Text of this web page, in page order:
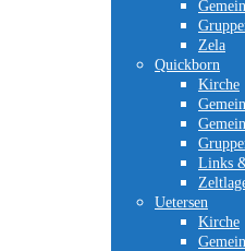
Zela
Quickborn
Kirche
Links
Uetersen
Kirche